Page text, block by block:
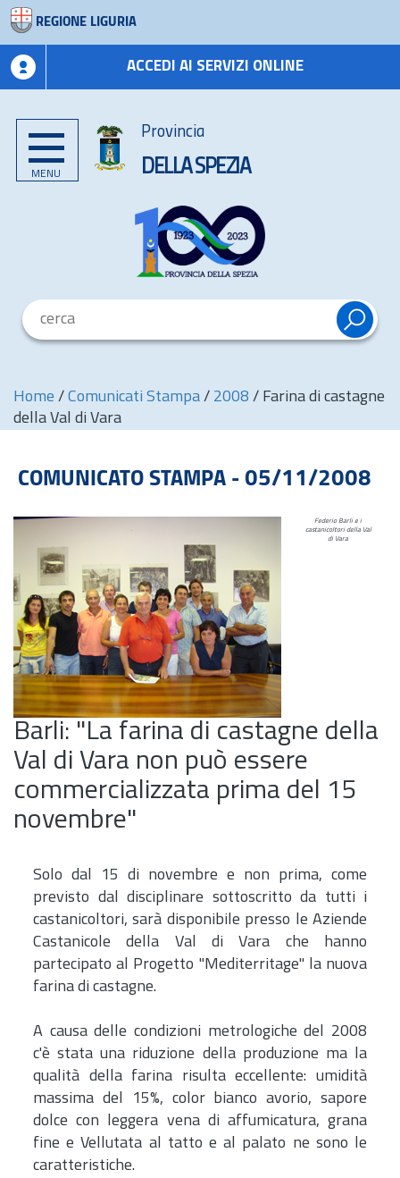
REGIONE LIGURIA
ACCEDI AI SERVIZI ONLINE
MENU
Provincia
DELLA SPEZIA
Home / Comunicati Stampa / 2008 / Farina di castagne
della Val di Vara
COMUNICATO STAMPA - 05/11/2008
Federio Barli e i
castanicoltori della Val
di Vara
Barli: "La farina di castagne della
Val di Vara non può essere
commercializzata prima del 15
novembre"
Solo dal 15 di novembre e non prima, come
previsto dal disciplinare sottoscritto da tutti i
castanicoltori, sarà disponibile presso le Aziende
Castanicole della Val di Vara che hanno
partecipato al Progetto "Mediterritage" la nuova
farina di castagne.
A causa delle condizioni metrologiche del 2008
c'è stata una riduzione della produzione ma la
qualità della farina risulta eccellente: umidità
massima del 15%, color bianco avorio, sapore
dolce con leggera vena di affumicatura, grana
fine e Vellutata al tatto e al palato ne sono le
caratteristiche.